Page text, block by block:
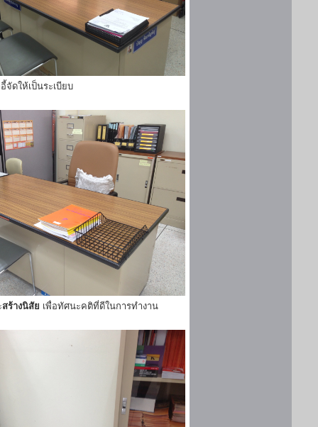
จัดให้เป็นระเบียบ
สร้างนิสัย เพื่อทัศนะคติที่ดีในการทำงาน